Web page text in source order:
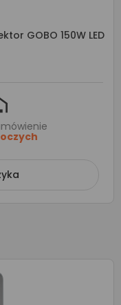
GOBO 150W LED